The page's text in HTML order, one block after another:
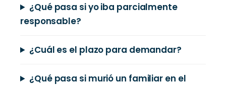
¿Qué pasa si yo iba parcialmente
responsable?
¿Cuál es el plazo para demandar?
¿Qué pasa si murió un familiar en el